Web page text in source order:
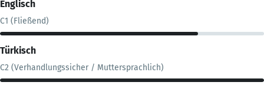
Englisch
C1 (Fließend)
Türkisch
C2 (Verhandlungssicher / Muttersprachlich)